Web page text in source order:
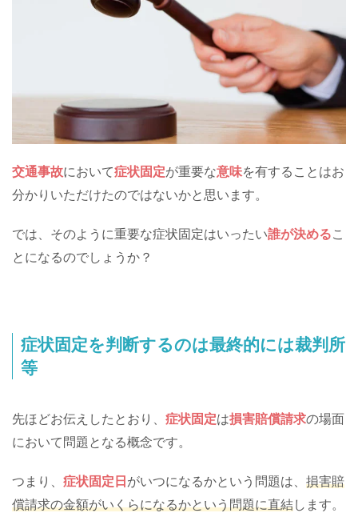
交通事故において症状固定が重要な意味を有することはお
分かりいただけたのではないかと思います。
では、そのように重要な症状固定はいったい誰が決めるこ
とになるのでしょうか？
症状固定を判断するのは最終的には裁判所
等
先ほどお伝えしたとおり、 症状固定は損害賠償請求の場面
において問題となる概念です。
つまり、 症状固定日 がいつになるかという問題は、 損害賠
償請求の金額がいくらになるかという問題に直結します。